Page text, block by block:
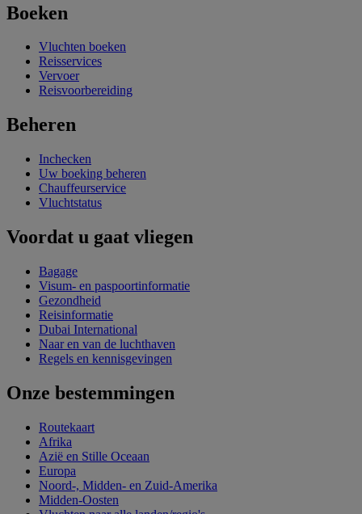
Boeken
Vluchten boeken
Reisservices
Vervoer
Reisvoorbereiding
Beheren
Inchecken
Uw boeking beheren
Chauffeurservice
Vluchtstatus
Voordat u gaat vliegen
Bagage
Visum- en paspoortinformatie
Gezondheid
Reisinformatie
Dubai International
Naar en van de luchthaven
Regels en kennisgevingen
Onze bestemmingen
Routekaart
Afrika
Azië en Stille Oceaan
Europa
Noord-, Midden- en Zuid-Amerika
Midden-Oosten